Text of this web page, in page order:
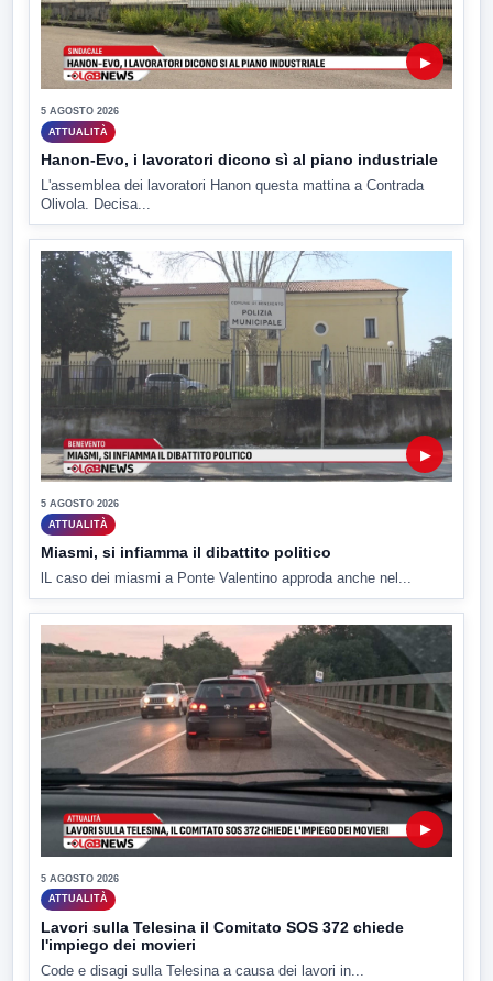
▶
5 AGOSTO 2026
ATTUALITÀ
Hanon-Evo, i lavoratori dicono sì al piano industriale
L'assemblea dei lavoratori Hanon questa mattina a Contrada
Olivola. Decisa...
▶
5 AGOSTO 2026
ATTUALITÀ
Miasmi, si infiamma il dibattito politico
lL caso dei miasmi a Ponte Valentino approda anche nel...
▶
5 AGOSTO 2026
ATTUALITÀ
Lavori sulla Telesina il Comitato SOS 372 chiede
l'impiego dei movieri
Code e disagi sulla Telesina a causa dei lavori in...